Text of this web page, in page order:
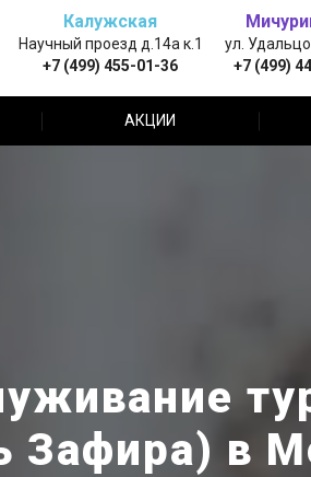
Калужская
Научный проезд д.14а к.1
+7 (499) 455-01-36
ул.
+7 (499)
АКЦИИ
Зафира) в